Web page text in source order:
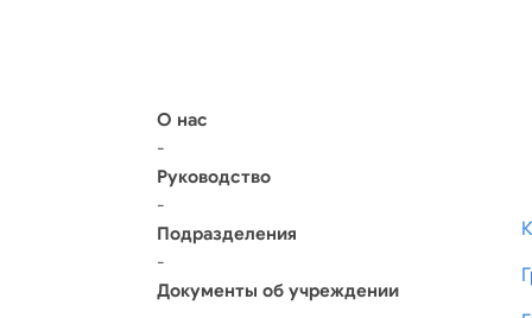
О нас
-
Руководство
-
Подразделения
-
Документы об учреждении